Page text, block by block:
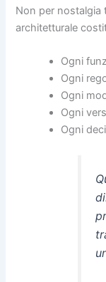
Non per nostalgia
architetturale
Ogni
Ogni
Ogni
Ogni
Ogni